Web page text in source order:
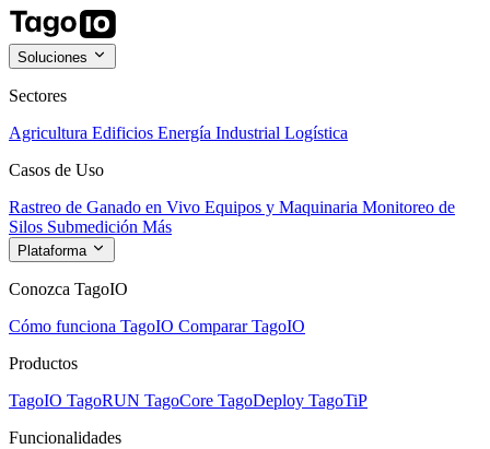
Soluciones
Sectores
Agricultura Edificios Energía Industrial Logística
Casos de Uso
Rastreo de Ganado en Vivo Equipos y Maquinaria Monitoreo de
Silos Submedición Más
Plataforma
Conozca TagoIO
Cómo funciona TagoIO Comparar TagoIO
Productos
TagoIO TagoRUN TagoCore TagoDeploy TagoTiP
Funcionalidades